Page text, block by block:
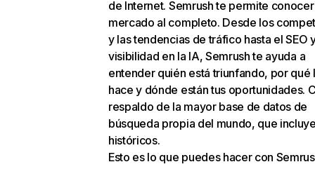
de Internet. Semrush te permite
mercado al completo. Desde los
y las tendencias de tráfico hasta el SEO
visibilidad en la IA, Semrush te ayuda a
entender quién está triunfando, por qué
hace y dónde están tus oportunidades.
respaldo de la mayor base de datos de
búsqueda propia del mundo, que
históricos.
Esto es lo que puedes hacer con